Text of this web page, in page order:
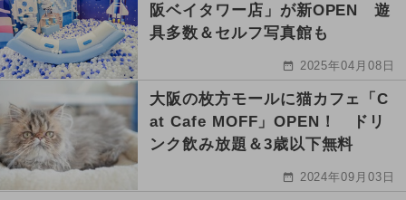
阪ベイタワー店」が新OPEN 遊
具多数＆セルフ写真館も
2025年04月08日
大阪の枚方モールに猫カフェ「C
at Cafe MOFF」OPEN！ ドリ
ンク飲み放題＆3歳以下無料
2024年09月03日